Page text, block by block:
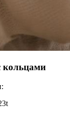
кольцами